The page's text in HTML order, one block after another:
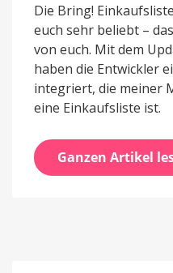
Die Bring!
euch sehr beliebt –
von euch. Mit dem
haben die Entwickler
integriert, die meiner
eine Einkaufsliste ist.
Ganzen Artikel